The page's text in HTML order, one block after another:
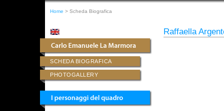
Home > Scheda Biografica
SCHEDA BIOGRAFICA
PHOTOGALLERY
Raffaella